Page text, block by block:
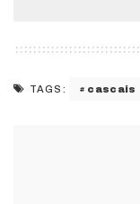
TAGS: cascais